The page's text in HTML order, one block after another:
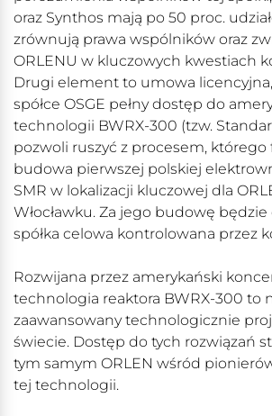
oraz Synthos mają po 50 proc.
zrównują prawa wspólników oraz
ORLENU w kluczowych kwestiach
Drugi element to umowa
spółce OSGE pełny dostęp do
technologii BWRX-300 (tzw.
pozwoli ruszyć z procesem, którego
budowa pierwszej polskiej
SMR w lokalizacji kluczowej dla
Włocławku. Za jego budowę
spółka celowa kontrolowana przez
Rozwijana przez amerykański
technologia reaktora BWRX-300 to
zaawansowany technologicznie
świecie. Dostęp do tych rozwiązań
tym samym ORLEN wśród
tej technologii.